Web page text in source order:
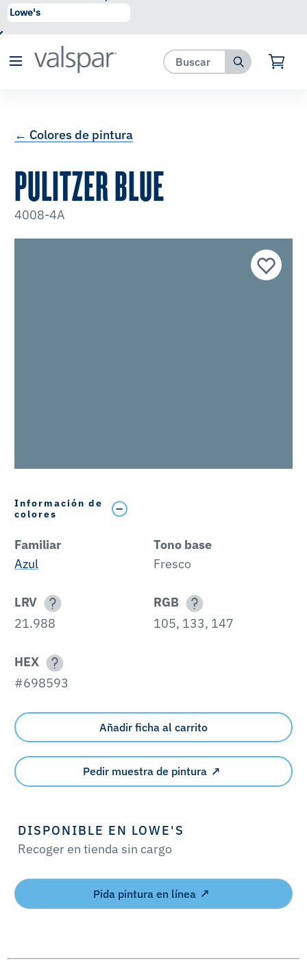
se ha agregado a favoritos.
← Colores de pintura
PULITZER BLUE
4008-4A
Información de
colores
Familiar
Azul
Tono base
Fresco
LRV
21.988
RGB
105, 133, 147
HEX
#698593
Añadir ficha al carrito
Pedir muestra de pintura
DISPONIBLE EN LOWE'S
Recoger en tienda sin cargo
Pida pintura en línea